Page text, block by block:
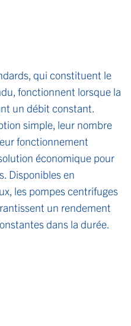
qui constituent le
fonctionnent lorsque la
un débit constant.
simple, leur nombre
fonctionnement
économique pour
Disponibles en
les pompes centrifuges
un rendement
dans la durée.